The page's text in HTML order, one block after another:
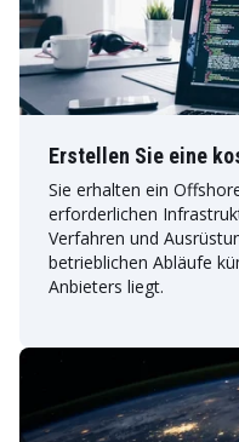
Erstellen Sie eine
Sie erhalten ein
erforderlichen
Verfahren und
betrieblichen Abläufe
Anbieters liegt.